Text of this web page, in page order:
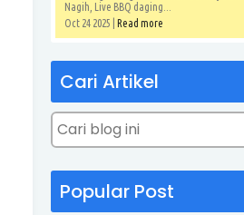
Nagih, Live BBQ daging...
Oct 24 2025 | Read more
Cari Artikel
Popular Post